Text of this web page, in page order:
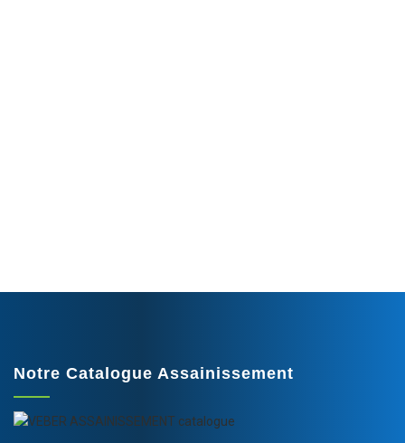
Notre Catalogue Assainissement